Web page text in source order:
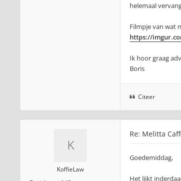
helemaal
Filmpje van wat
https://
Ik hoor graag
Boris
Citeer
KoffieLaw
Re: Melitta
Goedemiddag,
Het lijkt